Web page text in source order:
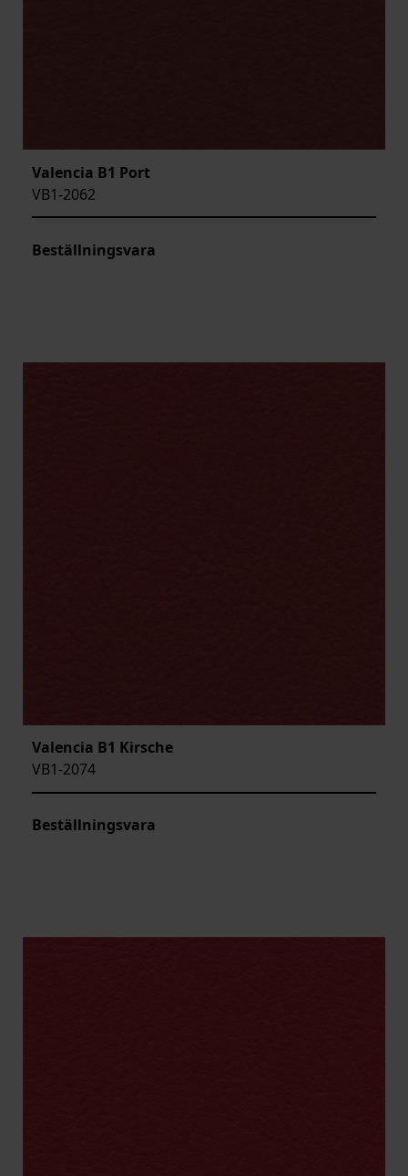
Valencia B1 Port
VB1-2062
Beställningsvara
Valencia B1 Kirsche
VB1-2074
Beställningsvara